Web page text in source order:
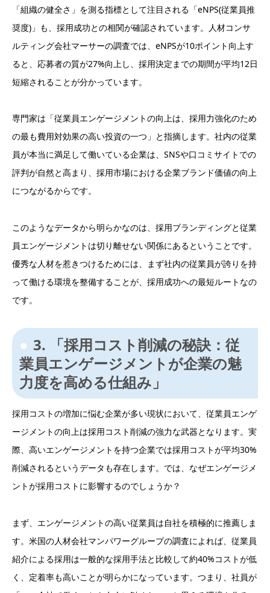
「組織の健全さ」を測る指標として注目される「eNPS(従業員推
奨度)」も、採用成功との相関が確認されています。人材コンサ
ルティング会社マーサーの調査では、eNPSが10ポイント向上す
ると、応募者の質が27%向上し、採用決定までの期間が平均12日
短縮されることが分かっています。
専門家は「従業員エンゲージメントの向上は、採用力強化のため
の最も費用対効果の高い投資の一つ」と指摘します。社内の従業
員が本当に満足して働いている企業は、SNSや口コミサイトでの
評判が自然と高まり、採用市場における企業ブランド価値の向上
につながるからです。
このようなデータから明らかなのは、採用ブランディングと従業
員エンゲージメントは切り離せない関係にあるということです。
優秀な人材を惹きつけるためには、まず社内の従業員が誇りを持
って働ける環境を整備することが、採用成功への最短ルートなの
です。
3. 「採用コスト削減の秘訣：従
業員エンゲージメントが企業の魅
力度を高める仕組み」
採用コストの増加に悩む企業が多い現状において、従業員エンゲ
ージメントの向上は採用コスト削減の強力な武器となります。実
際、高いエンゲージメントを持つ企業では採用コストが平均30%
削減されるというデータも存在します。では、なぜエンゲージメ
ントが採用コストに影響するのでしょうか？
まず、エンゲージメントの高い従業員は自社を積極的に推薦しま
す。米国の人材会社マンパワーグループの調査によれば、従業員
紹介による採用は一般的な採用手法と比較して約40%コストが低
く、定着率も高いことが明らかになっています。つまり、社員が